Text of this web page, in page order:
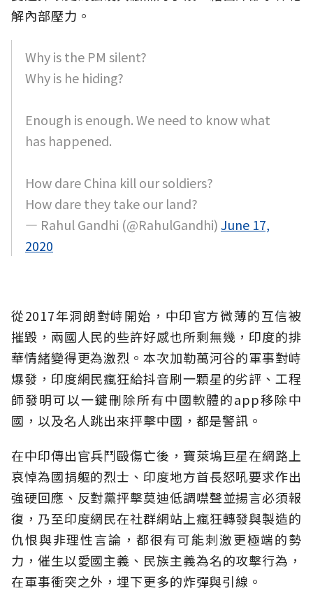
解內部壓力。
Why is the PM silent?
Why is he hiding?
Enough is enough. We need to know what
has happened.
How dare China kill our soldiers?
How dare they take our land?
— Rahul Gandhi (@RahulGandhi)June 17,
2020
從2017年洞朗對峙開始，中印官方微薄的互信被
摧毀，兩國人民的些許好感也所剩無幾，印度的排
華情緒變得更為激烈。本次加勒萬河谷的軍事對峙
爆發，印度網民瘋狂給抖音刷一顆星的劣評、工程
師發明可以一鍵刪除所有中國軟體的app移除中
國，以及名人跳出來抨擊中國，都是警訊。
在中印傳出官兵鬥毆傷亡後，寶萊塢巨星在網路上
哀悼為國捐軀的烈士、印度地方首長怒吼要求作出
強硬回應、反對黨抨擊莫迪低調噤聲並揚言必須報
復，乃至印度網民在社群網站上瘋狂轉發與製造的
仇恨與非理性言論，都很有可能刺激更極端的勢
力，催生以愛國主義、民族主義為名的攻擊行為，
在軍事衝突之外，埋下更多的炸彈與引線。